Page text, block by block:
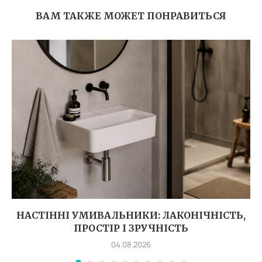
ВАМ ТАКЖЕ МОЖЕТ ПОНРАВИТЬСЯ
НАСТІННІ УМИВАЛЬНИКИ: ЛАКОНІЧНІСТЬ,
ПРОСТІР І ЗРУЧНІСТЬ
04.08.2026